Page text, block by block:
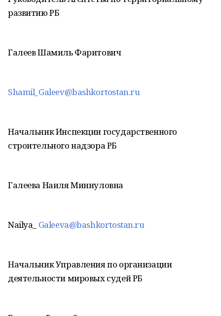
развитию РБ
Галеев Шамиль Фаритович
Shamil_Galeev@bashkortostan.ru
Начальник Инспекции государственного
строительного надзора РБ
Галеева Наиля Миннуловна
Nailya_ Galeeva@bashkortostan.ru
Начальник Управления по организации
деятельности мировых судей РБ